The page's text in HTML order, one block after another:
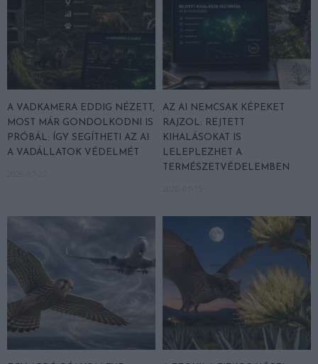
A VADKAMERA EDDIG NÉZETT,
MOST MÁR GONDOLKODNI IS
PRÓBÁL: ÍGY SEGÍTHETI AZ AI
A VADÁLLATOK VÉDELMÉT
AZ AI NEMCSAK KÉPEKET
RAJZOL: REJTETT
KIHALÁSOKAT IS
LELEPLEZHET A
TERMÉSZETVÉDELEMBEN